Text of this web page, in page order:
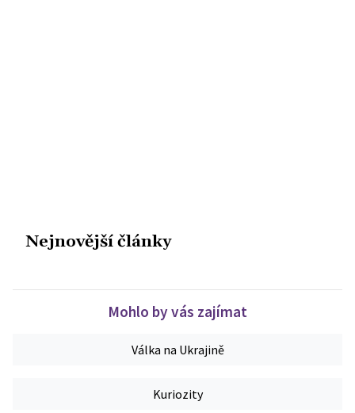
Nejnovější články
Mohlo by vás zajímat
Válka na Ukrajině
Kuriozity